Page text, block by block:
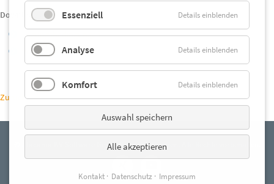
Downloads:
Tagungsbedingungen
vorläufige Agenda
Zurück
© atacama KV Software GmbH & Co. KG, Bremen. Alle Rechte vorbehalten.
Essenziell Details einblenden
Analyse Details einblenden
Komfort Details einblenden
Auswahl speichern
Alle akzeptieren
Kontakt Datenschutz Impressum